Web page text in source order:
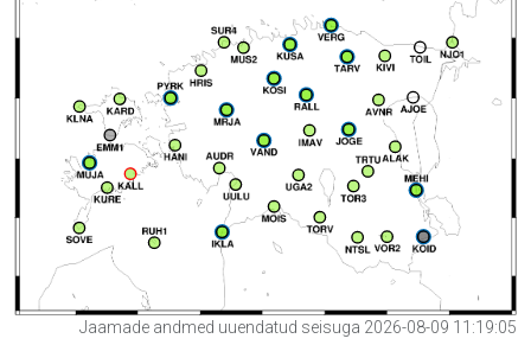
Jaamade andmed uuendatud seisuga 2026-08-09 11:19:05